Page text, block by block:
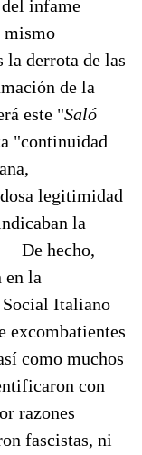
infame
mismo
la derrota de las
de la
este "Saló
"continuidad
legitimidad
la
De hecho,
en la
Italiano
excombatientes
como muchos
con
razones
fascistas, ni